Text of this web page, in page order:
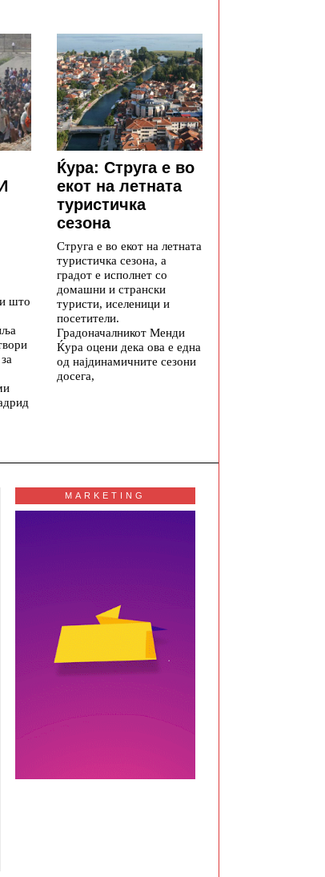
што
Ќура: Струга е во
екот на летната
туристичка
сезона
Струга е во екот на летната
туристичка сезона, а
градот е исполнет со
домашни и странски
туристи, иселеници и
посетители.
Градоначалникот Менди
Ќура оцени дека ова е една
од најдинамичните сезони
досега,
MARKETING